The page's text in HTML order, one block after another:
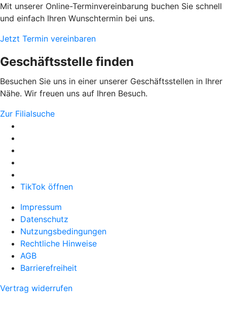
Mit unserer Online-Terminvereinbarung buchen Sie schnell
und einfach Ihren Wunschtermin bei uns.
Jetzt Termin vereinbaren
Geschäftsstelle finden
Besuchen Sie uns in einer unserer Geschäftsstellen in Ihrer
Nähe. Wir freuen uns auf Ihren Besuch.
Zur Filialsuche
TikTok öffnen
Impressum
Datenschutz
Nutzungsbedingungen
Rechtliche Hinweise
AGB
Barrierefreiheit
Vertrag widerrufen